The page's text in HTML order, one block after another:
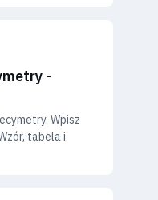
-
Wpisz
tabela i